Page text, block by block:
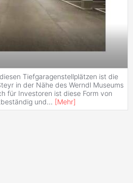
Tiefgaragenstellplätzen ist die
in der Nähe des Werndl Museums
für Investoren ist diese Form von
und... [Mehr]